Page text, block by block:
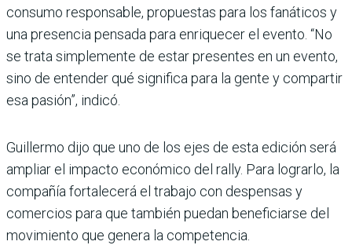
consumo responsable, propuestas para los fanáticos y
una presencia pensada para enriquecer el evento. “No
se trata simplemente de estar presentes en un evento,
sino de entender qué significa para la gente y compartir
esa pasión”, indicó.
Guillermo dijo que uno de los ejes de esta edición será
ampliar el impacto económico del rally. Para lograrlo, la
compañía fortalecerá el trabajo con despensas y
comercios para que también puedan beneficiarse del
movimiento que genera la competencia.